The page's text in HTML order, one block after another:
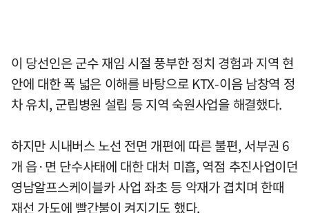
이 당선인은 군수 재임 시절 풍부한 정치 경험과 지역 현
안에 대한 폭 넓은 이해를 바탕으로 KTX-이음 남창역 정
차 유치, 군립병원 설립 등 지역 숙원사업을 해결했다.
하지만 시내버스 노선 전면 개편에 따른 불편, 서부권 6
개 읍·면 단수사태에 대한 대처 미흡, 역점 추진사업이던
영남알프스케이블카 사업 좌초 등 악재가 겹치며 한때
재선 가도에 빨간불이 켜지기도 했다.